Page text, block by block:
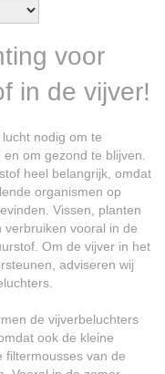
voor
in de vijver!
nodig om te
om gezond te blijven.
heel belangrijk, omdat
organismen op
Vissen, planten
vooral in de
Om de vijver in het
adviseren wij
de vijverbeluchters
ook de kleine
filtermousses van de